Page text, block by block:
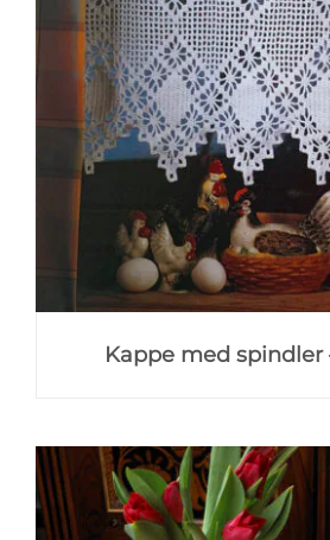
Kappe med spindler